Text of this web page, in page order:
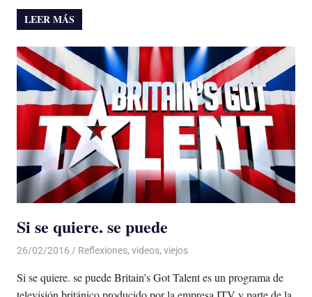
LEER MÁS
Si se quiere. se puede
26/02/2016 Luis Castellanos
Reflexiones, videos, viejos
Si se quiere. se puede Britain’s Got Talent es un programa de